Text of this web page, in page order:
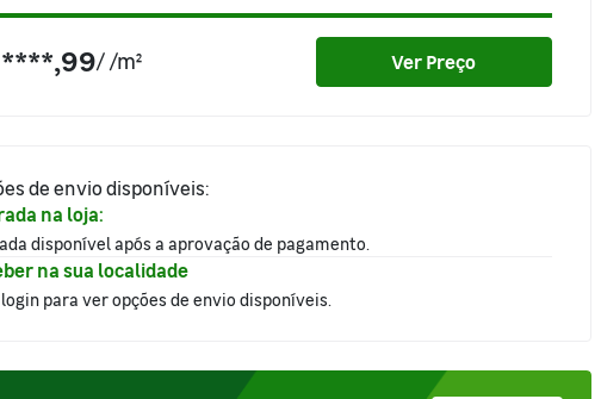
****,99//m² Ver Preço
de envio disponíveis:
na loja:
disponível após a aprovação de pagamento.
na sua localidade
login para ver opções de envio disponíveis.